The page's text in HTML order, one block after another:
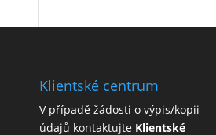
Klientské centrum
V případě žádosti o výpis/kopii
údajů kontaktujte Klientské